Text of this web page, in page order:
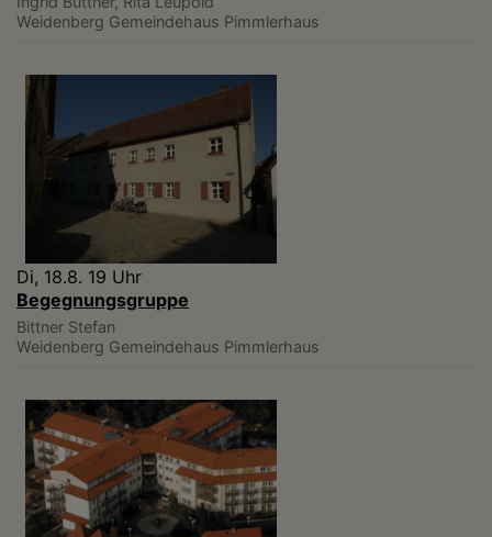
Weidenberg Gemeindehaus Pimmlerhaus
Di, 18.8. 19 Uhr
Begegnungsgruppe
Bittner Stefan
Weidenberg Gemeindehaus Pimmlerhaus